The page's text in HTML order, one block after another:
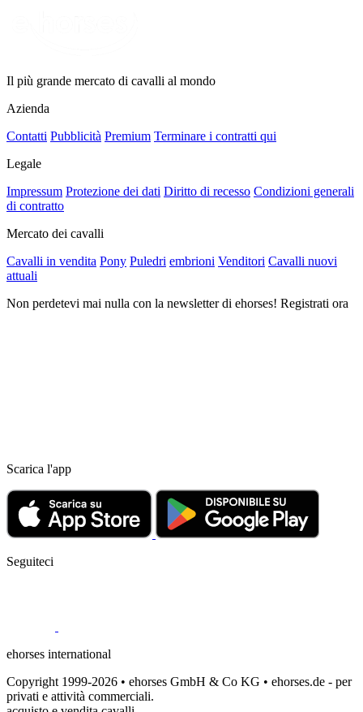
Il più grande mercato di cavalli al mondo
Azienda
Contatti Pubblicità Premium Terminare i contratti qui
Legale
Impressum Protezione dei dati Diritto di recesso Condizioni generali
di contratto
Mercato dei cavalli
Cavalli in vendita Pony Puledri embrioni Venditori Cavalli nuovi
attuali
Non perdetevi mai nulla con la newsletter di ehorses! Registrati ora
Scarica l'app
Seguiteci
ehorses international
Copyright 1999-2026 • ehorses GmbH & Co KG • ehorses.de - per
privati e attività commerciali.